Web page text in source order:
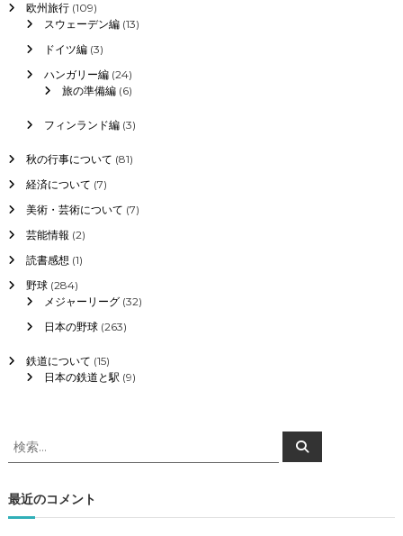
欧州旅行(109)
スウェーデン編(13)
ドイツ編(3)
ハンガリー編(24)
旅の準備編(6)
フィンランド編(3)
秋の行事について (81)
経済について (7)
美術・芸術について (7)
芸能情報 (2)
読書感想 (1)
野球(284)
メジャーリーグ(32)
日本の野球(263)
鉄道について (15)
日本の鉄道と駅 (9)
検
索
象
:
検
索
最近のコメント